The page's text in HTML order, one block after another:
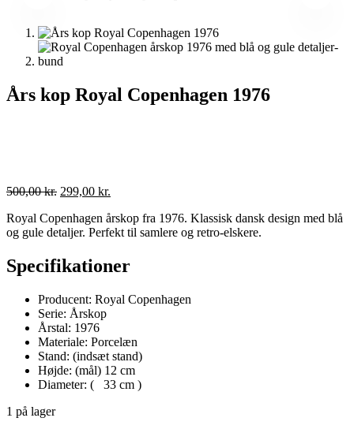
Års kop Royal Copenhagen 1976
500,00kr. Den
pris
var:
299,00 kr.
pris
er:
Royal Copenhagen årskop fra 1976. Klassisk dansk design med blå
og gule detaljer. Perfekt til samlere og retro‑elskere.
Specifikationer
Producent: Royal Copenhagen
Serie: Årskop
Årstal: 1976
Materiale: Porcelæn
Stand: (indsæt stand)
Højde: (mål) 12 cm
Diameter: ( 33 cm )
1 på lager